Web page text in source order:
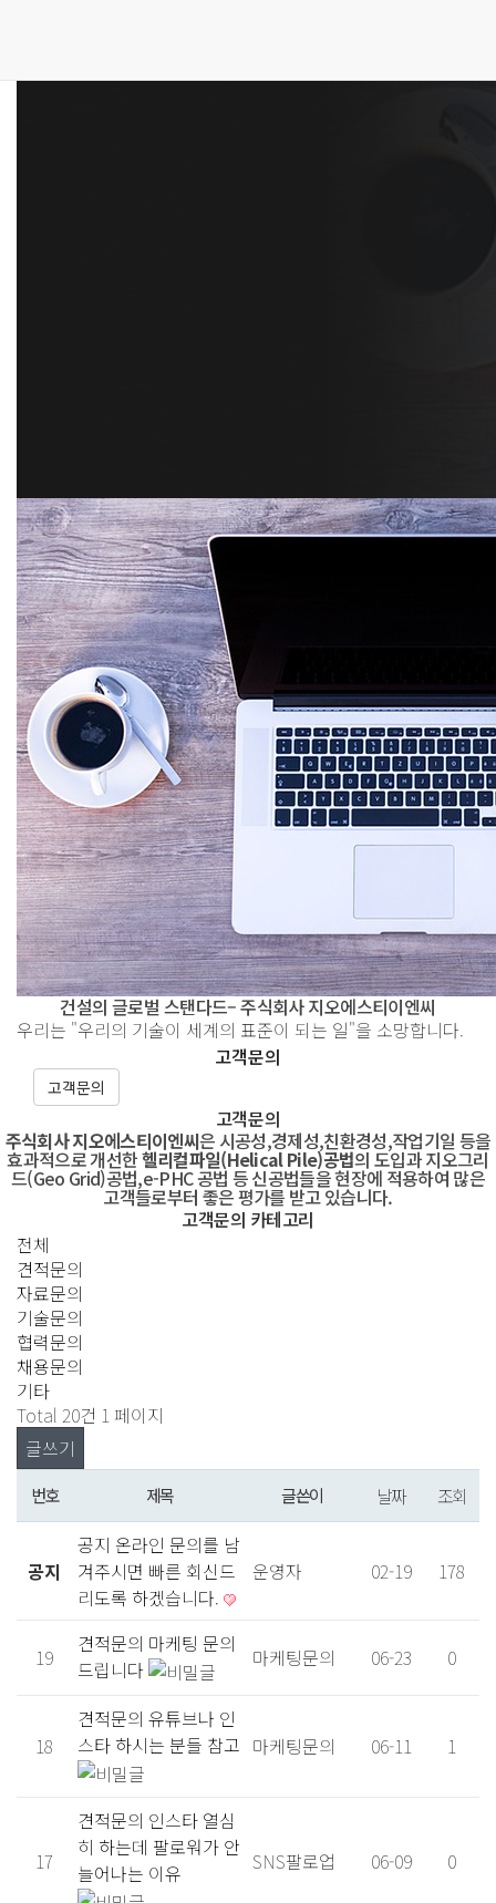
건설의 글로벌 스탠다드– 주식회사 지오에스티이엔씨
우리는 "우리의 기술이 세계의 표준이 되는 일"을 소망합니다.
고객문의
고객문의
고객문의
주식회사 지오에스티이엔씨은 시공성,경제성,친환경성,작업기일 등을
효과적으로 개선한헬리컬파일(Helical Pile)공법의 도입과 지오그리
드(Geo Grid)공법,e-PHC 공법 등 신공법들을 현장에 적용하여 많은
고객들로부터 좋은 평가를 받고 있습니다.
고객문의 카테고리
전체
견적문의
자료문의
기술문의
협력문의
채용문의
기타
Total 20건 1 페이지
글쓰기
번호 제목 글쓴이 날짜 조회
공지
공지 온라인 문의를 남
겨주시면 빠른 회신드
리도록 하겠습니다.
운영자 02-19 178
19
견적문의 마케팅 문의
드립니다
마케팅문의 06-23 0
18
견적문의 유튜브나 인
스타 하시는 분들 참고 마케팅문의 06-11 1
17
견적문의 인스타 열심
히 하는데 팔로워가 안
늘어나는 이유
SNS팔로업 06-09 0